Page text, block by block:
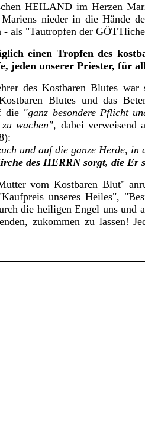
HEILAND im Herzen
nieder in die Hände
- als "Tautropfen der
einen Tropfen des
jeden unserer Priester, für
des Kostbaren Blutes
Blutes und das
die "ganz besondere Pflicht
wachen", dabei verweisend
und auf die ganze Herde,
des HERRN sorgt, die Er
vom Kostbaren Blut"
unseres Heiles",
die heiligen Engel uns und
zukommen zu lassen!